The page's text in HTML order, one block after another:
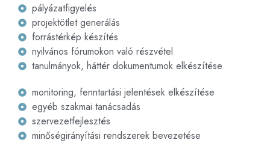
pályázatfigyelés
projektötlet generálás
forrástérkép készítés
nyilvános fórumokon való részvétel
tanulmányok, háttér dokumentumok elkészítése
monitoring, fenntartási jelentések elkészítése
egyéb szakmai tanácsadás
szervezetfejlesztés
minőségirányítási rendszerek bevezetése